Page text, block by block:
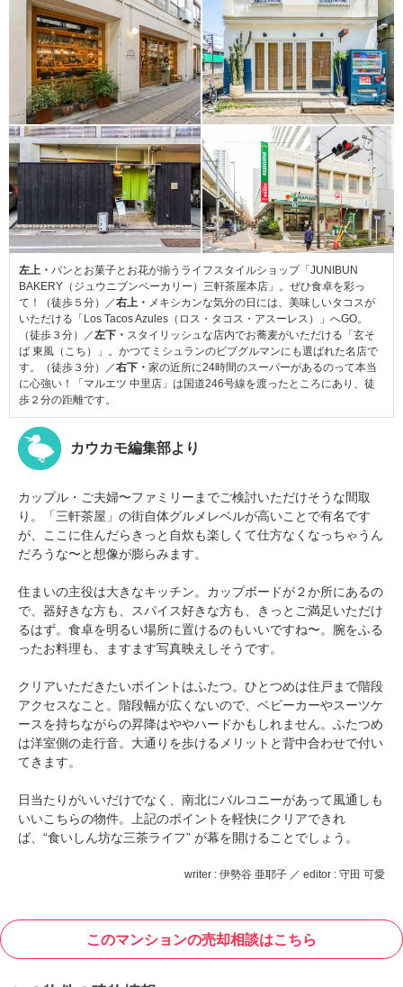
左上・ パンとお菓子とお花が揃うライフスタイルショップ「JUNIBUN
BAKERY（ジュウニブンベーカリー）三軒茶屋本店」。ぜひ食卓を彩っ
て！（徒歩５分）／右上・ メキシカンな気分の日には、美味しいタコスが
いただける「Los Tacos Azules（ロス・タコス・アスーレス）」へGO。
（徒歩３分）／左下・ スタイリッシュな店内でお蕎麦がいただける「玄そ
ば 東風（こち）」。かつてミシュランのビブグルマンにも選ばれた名店で
す。（徒歩３分）／右下・ 家の近所に24時間のスーパーがあるのって本当
に心強い！「マルエツ 中里店」は国道246号線を渡ったところにあり、徒
歩２分の距離です。
カウカモ編集部より
カップル・ご夫婦〜ファミリーまでご検討いただけそうな間取
り。「三軒茶屋」の街自体グルメレベルが高いことで有名です
が、ここに住んだらきっと自炊も楽しくて仕方なくなっちゃうん
だろうな〜と想像が膨らみます。
住まいの主役は大きなキッチン。カップボードが２か所にあるの
で、器好きな方も、スパイス好きな方も、きっとご満足いただけ
るはず。食卓を明るい場所に置けるのもいいですね〜。腕をふる
ったお料理も、ますます写真映えしそうです。
クリアいただきたいポイントはふたつ。ひとつめは住戸まで階段
アクセスなこと。階段幅が広くないので、ベビーカーやスーツケ
ースを持ちながらの昇降はややハードかもしれません。ふたつめ
は洋室側の走行音。大通りを歩けるメリットと背中合わせで付い
てきます。
日当たりがいいだけでなく、南北にバルコニーがあって風通しも
いいこちらの物件。上記のポイントを軽快にクリアできれ
ば、“食いしん坊な三茶ライフ” が幕を開けることでしょう。
writer : 伊勢谷 亜耶子 ／ editor : 守田 可愛
このマンションの売却相談はこちら